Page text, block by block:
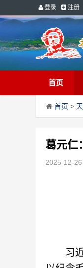
登录 注册
首页
首页 >
葛元仁
2025-12-
习近